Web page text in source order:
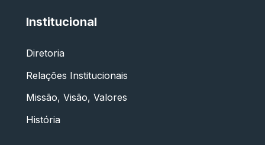
Institucional
Diretoria
Relações Institucionais
Missão, Visão, Valores
História